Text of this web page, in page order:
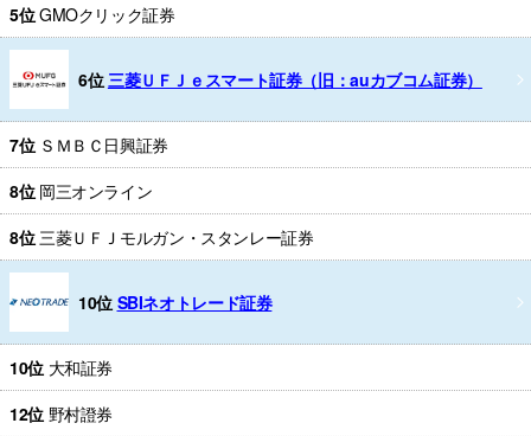
5位GMOクリック証券
6位 三菱ＵＦＪｅスマート証券（旧：auカブコム証券）
7位 ＳＭＢＣ日興証券
8位 岡三オンライン
8位 三菱ＵＦＪモルガン・スタンレー証券
10位 SBIネオトレード証券
10位 大和証券
12位 野村證券